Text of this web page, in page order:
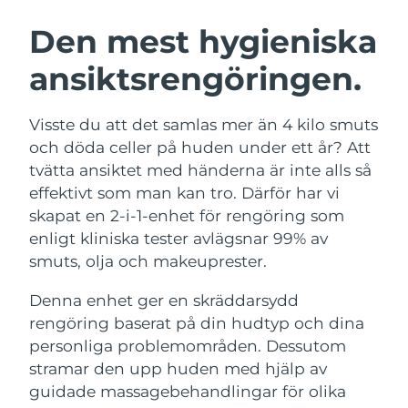
Den mest hygieniska
ansiktsrengöringen.
Visste du att det samlas mer än 4 kilo smuts
och döda celler på huden under ett år? Att
tvätta ansiktet med händerna är inte alls så
effektivt som man kan tro. Därför har vi
skapat en 2-i-1-enhet för rengöring som
enligt kliniska tester avlägsnar 99% av
smuts, olja och makeuprester.
Denna enhet ger en skräddarsydd
rengöring baserat på din hudtyp och dina
personliga problemområden. Dessutom
stramar den upp huden med hjälp av
guidade massagebehandlingar för olika
LUNA™ 4-paket
Anti-aging massage
LUNA™ 4 Plus
Massage, LED heating
LUNA™ 4 Men
For men, anti-aging massage
BEAR™ 2-paket
Microcurrent toning
BEAR™ 2 go
Microcurrent toning on-the-go
BEAR™ 2 eyes & lips
Microcurrent line smoothing device
Återfuktning
UFO™ 3-paket
Deep facial hydration
UFO™ 3 LED
Near-infrared and red light therapy
device
Munvård
issa™ 4
Hybrid silicone sonic toothbrush
issa™ 4 plus
Smart hybrid silicone sonic toothbrush
FAQ™ ANTI-AGING-BEHANDLING
Anti-aging LED-behandlingar
NEW
Österrike Förväntad leverans 10/08/2026
Bahrain Förväntad leverans 11/08/2026
Belgien
Bermuda Förväntad leverans16/08/2026
Bosnien och
Hercegovina
Förväntad leverans 13/08/2026
Brunei Förväntad leverans
Bulgarien Förväntad leverans
Kanada Förväntad leverans14/08/2026
Chile Förväntad leverans14/08/2026